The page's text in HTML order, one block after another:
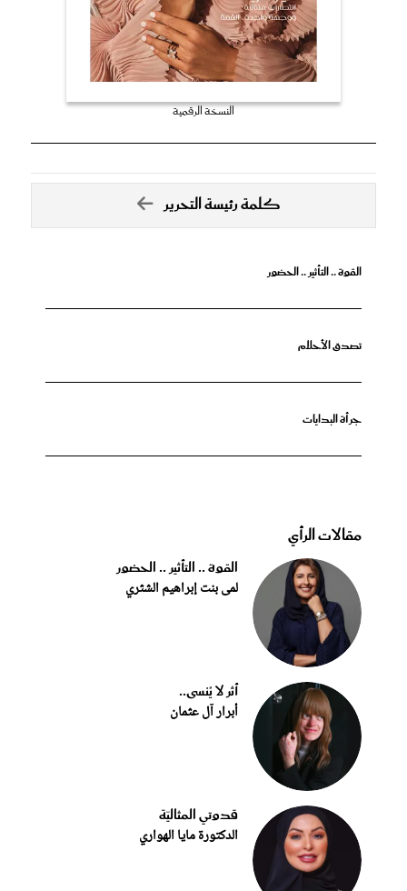
النسخة الرقمية
كلمة رئيسة التحرير
القوة .. التأثير .. الحضور
تصدق الأحلام
جرأة البدايات
مقالات الرأي
القوة .. التأثير .. الحضور
لمى بنت إبراهيم الشثري
أثر لا يُنسى..
أبرار آل عثمان
قدوتي المثاليّة
الدكتورة مايا الهواري